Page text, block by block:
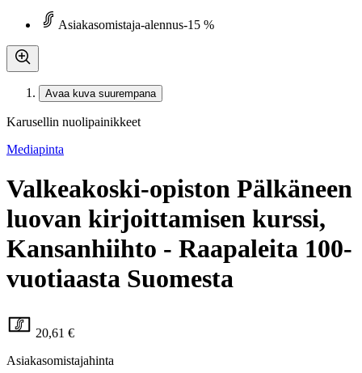
Asiakasomistaja-alennus-15 %
Avaa kuva suurempana
Karusellin nuolipainikkeet
Mediapinta
Valkeakoski-opiston Pälkäneen
luovan kirjoittamisen kurssi,
Kansanhiihto - Raapaleita 100-
vuotiaasta Suomesta
20,61 €
Asiakasomistajahinta